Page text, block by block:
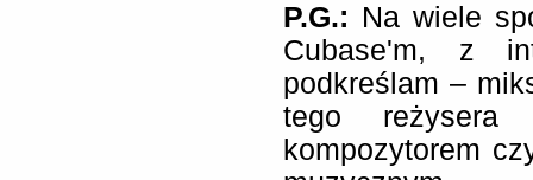
P.G.: Na wiele
Cubase'm, z
podkreślam –
tego
kompozytorem